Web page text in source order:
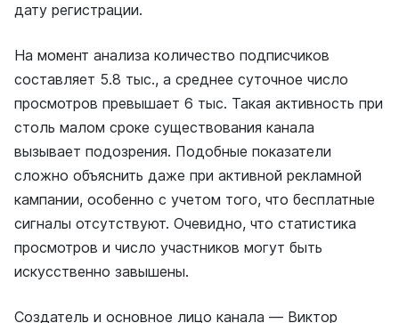
дату регистрации.
На момент анализа количество подписчиков
составляет 5.8 тыс., а среднее суточное число
просмотров превышает 6 тыс. Такая активность при
столь малом сроке существования канала
вызывает подозрения. Подобные показатели
сложно объяснить даже при активной рекламной
кампании, особенно с учетом того, что бесплатные
сигналы отсутствуют. Очевидно, что статистика
просмотров и число участников могут быть
искусственно завышены.
Создатель и основное лицо канала — Виктор